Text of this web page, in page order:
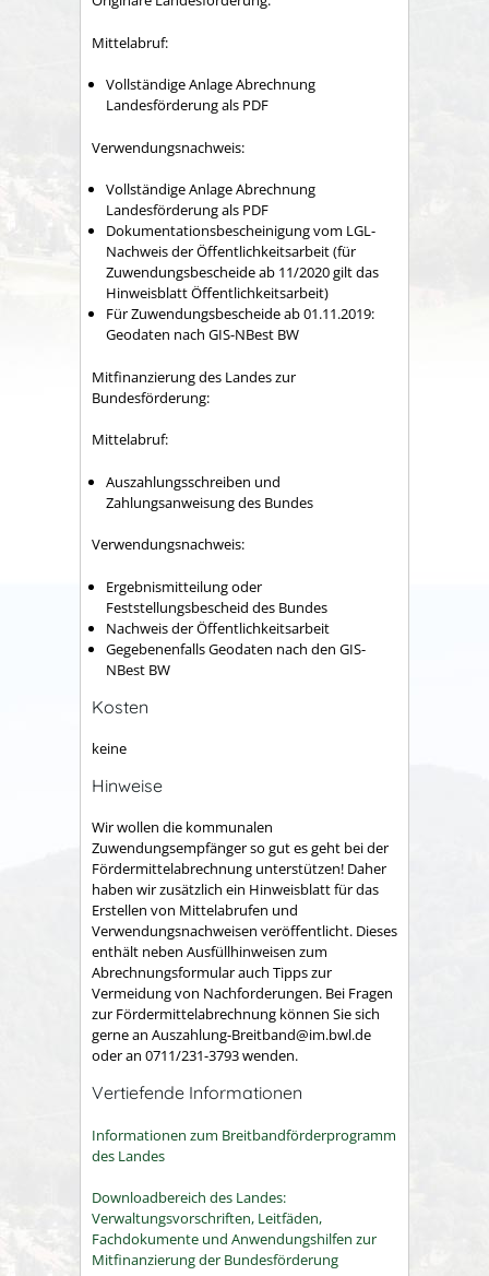
Mittelabruf:
Vollständige Anlage Abrechnung
Landesförderung als PDF
Verwendungsnachweis:
Vollständige Anlage Abrechnung
Landesförderung als PDF
Dokumentationsbescheinigung vom LGL-
Nachweis der Öffentlichkeitsarbeit (für
Zuwendungsbescheide ab 11/2020 gilt das
Hinweisblatt Öffentlichkeitsarbeit)
Für Zuwendungsbescheide ab 01.11.2019:
Geodaten nach GIS-NBest BW
Mitfinanzierung des Landes zur
Bundesförderung:
Mittelabruf:
Auszahlungsschreiben und
Zahlungsanweisung des Bundes
Verwendungsnachweis:
Ergebnismitteilung oder
Feststellungsbescheid des Bundes
Nachweis der Öffentlichkeitsarbeit
Gegebenenfalls Geodaten nach den GIS-
NBest BW
Kosten
keine
Hinweise
Wir wollen die kommunalen
Zuwendungsempfänger so gut es geht bei der
Fördermittelabrechnung unterstützen! Daher
haben wir zusätzlich ein Hinweisblatt für das
Erstellen von Mittelabrufen und
Verwendungsnachweisen veröffentlicht. Dieses
enthält neben Ausfüllhinweisen zum
Abrechnungsformular auch Tipps zur
Vermeidung von Nachforderungen. Bei Fragen
zur Fördermittelabrechnung können Sie sich
gerne an Auszahlung-Breitband@im.bwl.de
oder an 0711/231-3793 wenden.
Vertiefende Informationen
Informationen zum Breitbandförderprogramm
des Landes
Downloadbereich des Landes:
Verwaltungsvorschriften, Leitfäden,
Fachdokumente und Anwendungshilfen zur
Mitfinanzierung der Bundesförderung